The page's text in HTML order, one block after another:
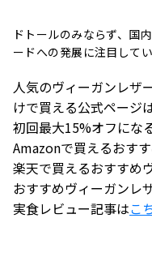
ドトールのみならず、国
ードへの発展に注目して
人気のヴィーガンレザ
けで買える公式ページ
初回最大15%オフにな
Amazonで買えるおす
楽天で買えるおすすめ
おすすめヴィーガンレ
実食レビュー記事はこ